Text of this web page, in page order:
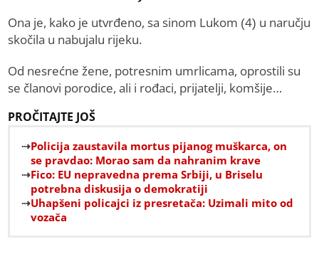
Ona je, kako je utvrđeno, sa sinom Lukom (4) u naručju
skočila u nabujalu rijeku.
Od nesrećne žene, potresnim umrlicama, oprostili su
se članovi porodice, ali i rođaci, prijatelji, komšije…
PROČITAJTE JOŠ
Policija zaustavila mortus pijanog muškarca, on
se pravdao: Morao sam da nahranim krave
Fico: EU nepravedna prema Srbiji, u Briselu
potrebna diskusija o demokratiji
Uhapšeni policajci iz presretača: Uzimali mito od
vozača